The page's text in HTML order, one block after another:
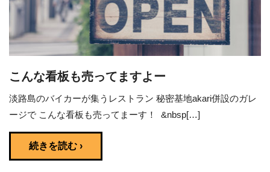
こんな看板も売ってますよー
淡路島のバイカーが集うレストラン 秘密基地akari併設のガレ
ージで こんな看板も売ってまーす！ &nbsp[…]
続きを読む ›